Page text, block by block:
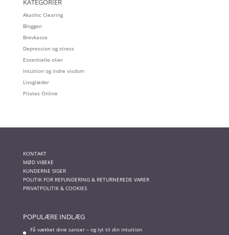
KATEGORIER
Akashic Clearing
Bloggen
Brevkasse
Depression og stress
Essentielle olier
Intuition og indre visdom
Livsglæder
Pilates Online
KONTAKT
MØD VIBEKE
KUNDERNE SIGER
POLITIK FOR REFUNDERING & RETURNEREDE VARER
PRIVATPOLITIK & COOKIES
POPULÆRE INDLÆG
Få vækket dine sanser – og lyt til din intuition